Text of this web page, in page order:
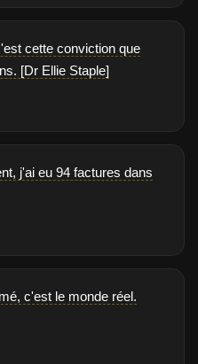
cette conviction que
[Dr Ellie Staple]
j'ai eu 94 factures dans
c'est le monde réel.